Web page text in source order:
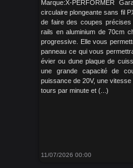
Marque:X-PERFORMER
circulaire plongeante sans fil
de faire des coupes
rails en aluminium de 70cm
progressive. Elle vous
panneau ce qui vous
évier ou dune plaque de
une grande capacité de
puissance de 20V, une
tours par minute et (...)
11/07/2026 00:00